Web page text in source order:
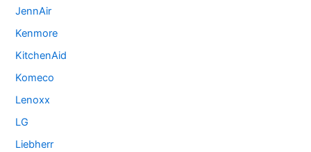
JennAir
Kenmore
KitchenAid
Komeco
Lenoxx
LG
Liebherr